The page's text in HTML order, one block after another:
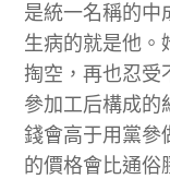
是統一名稱的中
生病的就是他。
掏空，再也忍受
參加工后構成的
錢會高于用黨參
的價格會比通俗